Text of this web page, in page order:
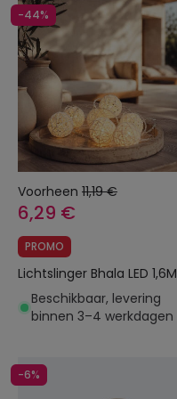
-44%
Voorheen 11,19 €
6,29 €
PROMO
Lichtslinger Bhala LED 1,6M
Beschikbaar, levering
binnen 3–4 werkdagen
-6%